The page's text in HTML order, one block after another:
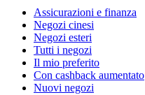
Assicurazioni e finanza
Negozi cinesi
Negozi esteri
Tutti i negozi
Il mio preferito
Con cashback aumentato
Nuovi negozi